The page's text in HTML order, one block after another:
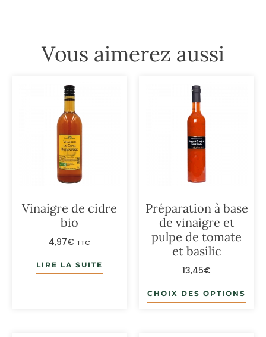
Vous aimerez aussi
Vinaigre de cidre
bio
4,97€ TTC
LIRE LA SUITE
Préparation à base
de vinaigre et
pulpe de tomate
et basilic
13,45€
CHOIX DES OPTIONS